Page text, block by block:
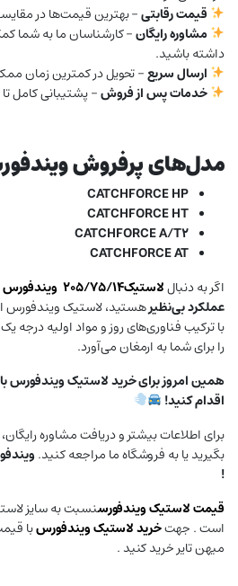
قیمت رقابتی– بهترین قیمت‌ها در مقایسه
مشاوره رایگان– کارشناسان ما به شما
داشته باشید.
ارسال سریع– تحویل در کمترین زمان
خدمات پس از فروش– پشتیبانی کامل
مدل‌های پرفروش
CATCHFORCE HP
CATCHFORCE HT
CATCHFORCE A/T2
CATCHFORCE AT
اگر به دنباللاستیک۲۰۵/۷۵/۱۴ ویندفورس
عملکرد بی‌نظیرهستید، لاستیک ویندفورس
با ترکیب فناوری‌های روز و مواد اولیه درجه
را برای شما به ارمغان می‌آورد.
همین امروز برای خرید لاستیک ویندفورس
اقدام کنید!
برای اطلاعات بیشتر و دریافت مشاوره
بگیرید یا به فروشگاه ما مراجعه کنید.
!
قیمت لاستیکویندفورسنسبت به سایز
است . جهتخرید لاستیک ویندفورسبا
میهن تایر خرید کنید .